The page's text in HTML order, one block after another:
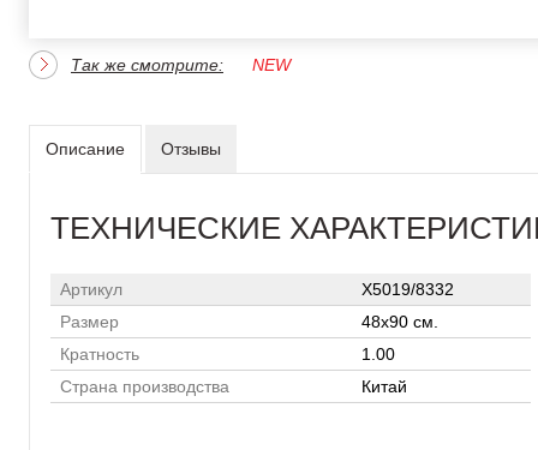
Так же смотрите: NEW
Описание Отзывы
ТЕХНИЧЕСКИЕ
Артикул
X5019/8332
Размер
48х90 см.
Кратность
1.00
Страна производства
Китай